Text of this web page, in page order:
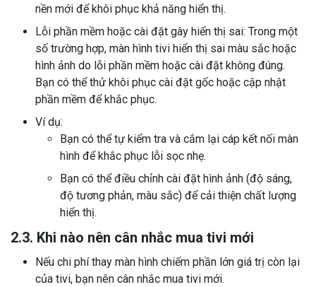
nền mới để khôi phục khả năng hiển thị.
Lỗi phần mềm hoặc cài đặt gây hiển thị sai: Trong một
số trường hợp, màn hình tivi hiển thị sai màu sắc hoặc
hình ảnh do lỗi phần mềm hoặc cài đặt không đúng.
Bạn có thể thử khôi phục cài đặt gốc hoặc cập nhật
phần mềm để khắc phục.
Ví dụ:
Bạn có thể tự kiểm tra và cắm lại cáp kết nối màn
hình để khắc phục lỗi sọc nhẹ.
Bạn có thể điều chỉnh cài đặt hình ảnh (độ sáng,
độ tương phản, màu sắc) để cải thiện chất lượng
hiển thị.
2.3. Khi nào nên cân nhắc mua tivi mới
Nếu chi phí thay màn hình chiếm phần lớn giá trị còn lại
của tivi, bạn nên cân nhắc mua tivi mới.